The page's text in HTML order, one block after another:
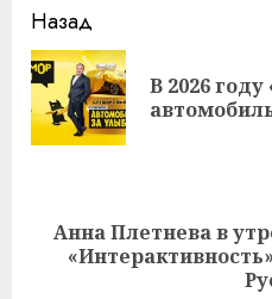
Навигация
записи
Назад
В 2026
Следующая
Анна Плетнева в